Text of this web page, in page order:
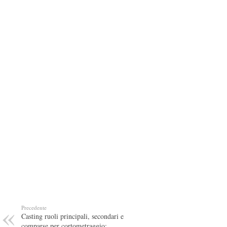
Precedente
Casting ruoli principali, secondari e